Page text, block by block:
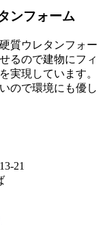
ンフォーム
質ウレタンフォー
るので建物にフィ
実現しています。
ので環境にも優し
21